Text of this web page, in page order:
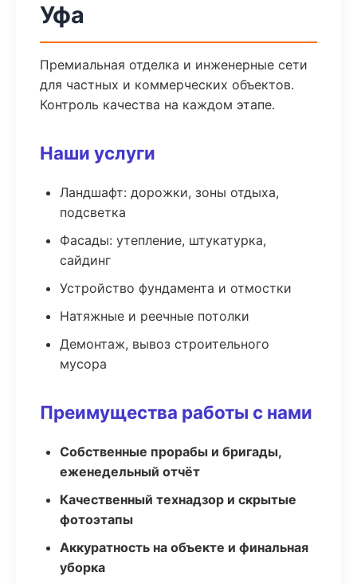
Уфа
Премиальная отделка и инженерные сети
для частных и коммерческих объектов.
Контроль качества на каждом этапе.
Наши услуги
Ландшафт: дорожки, зоны отдыха,
подсветка
Фасады: утепление, штукатурка,
сайдинг
Устройство фундамента и отмостки
Натяжные и реечные потолки
Демонтаж, вывоз строительного
мусора
Преимущества работы с нами
Собственные прорабы и бригады,
еженедельный отчёт
Качественный технадзор и скрытые
фотоэтапы
Аккуратность на объекте и финальная
уборка